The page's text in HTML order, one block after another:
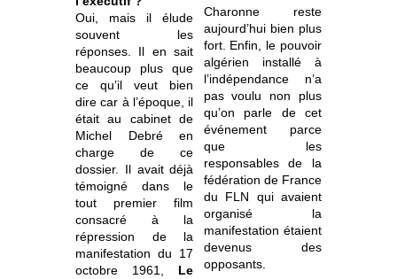
Oui, mais il élude
souvent les
réponses. Il en sait
beaucoup plus que
ce qu’il veut bien
dire car à l’époque, il
était au cabinet de
Michel Debré en
charge de ce
dossier. Il avait déjà
témoigné dans le
tout premier film
consacré à la
répression de la
manifestation du 17
octobre 1961, Le
Charonne reste
aujourd’hui bien plus
fort. Enfin, le pouvoir
algérien installé à
l’indépendance n’a
pas voulu non plus
qu’on parle de cet
événement parce
que les
responsables de la
fédération de France
du FLN qui avaient
organisé la
manifestation étaient
devenus des
opposants.